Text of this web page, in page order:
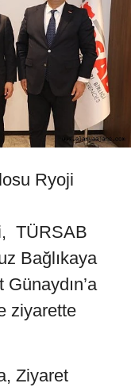
Ryoji
TÜRSAB
Bağlıkaya
Günaydın’a
ziyarette
Ziyaret